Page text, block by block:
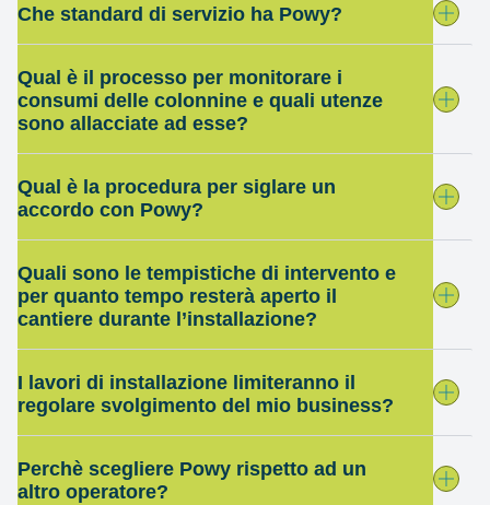
Che standard di servizio ha Powy?
Qual è il processo per monitorare i
consumi delle colonnine e quali utenze
sono allacciate ad esse?
Qual è la procedura per siglare un
accordo con Powy?
Quali sono le tempistiche di intervento e
per quanto tempo resterà aperto il
cantiere durante l’installazione?
I lavori di installazione limiteranno il
regolare svolgimento del mio business?
Perchè scegliere Powy rispetto ad un
altro operatore?